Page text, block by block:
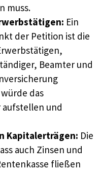
muss.
Ein
der Petition ist die
Beamter und
das
und
Kapitalerträgen: Die
auch Zinsen und
fließen